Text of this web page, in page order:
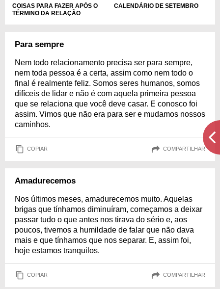
COISAS PARA FAZER APÓS O
TÉRMINO DA RELAÇÃO
CALENDÁRIO DE SETEMBRO
Para sempre
Nem todo relacionamento precisa ser para sempre,
nem toda pessoa é a certa, assim como nem todo o
final é realmente feliz. Somos seres humanos, somos
difíceis de lidar e não é com aquela primeira pessoa
que se relaciona que você deve casar. E conosco foi
assim. Vimos que não era para ser e mudamos nossos
caminhos.
COPIAR COMPARTILHAR
Amadurecemos
Nos últimos meses, amadurecemos muito. Aquelas
brigas que tínhamos diminuíram, começamos a deixar
passar tudo o que antes nos tirava do sério e, aos
poucos, tivemos a humildade de falar que não dava
mais e que tínhamos que nos separar. E, assim foi,
hoje estamos tranquilos.
COPIAR COMPARTILHAR